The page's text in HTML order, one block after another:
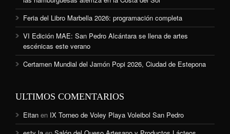
Feria del Libro Marbella 2026: programación completa
VI Edición MAE: San Pedro Alcántara se llena de artes
escénicas este verano
Certamen Mundial del Jamón Popi 2026, Ciudad de Estepona
ULTIMOS COMENTARIOS
Eitan en IX Torneo de Voley Playa Voleibol San Pedro